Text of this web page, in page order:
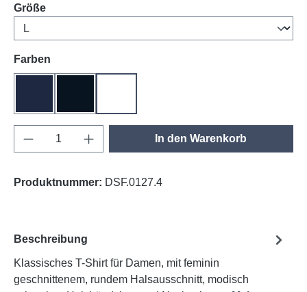
Größeauswählen
Farben
Produkt Anzahl: Gib den gewünschten
In den Warenkorb
Produktnummer: DSF.0127.4
Beschreibung
Klassisches T-Shirt für Damen, mit feminin
geschnittenem, rundem Halsausschnitt, modisch